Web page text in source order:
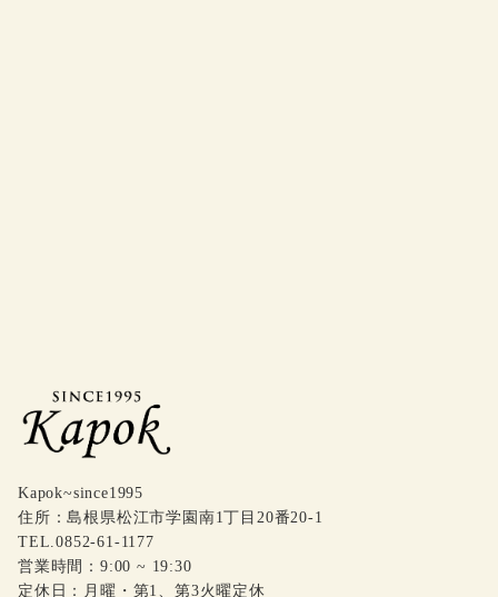
Kapok~since1995
住所：島根県松江市学園南1丁目20番20-1
TEL.0852-61-1177
営業時間：9:00 ~ 19:30
定休日：月曜・第1、第3火曜定休